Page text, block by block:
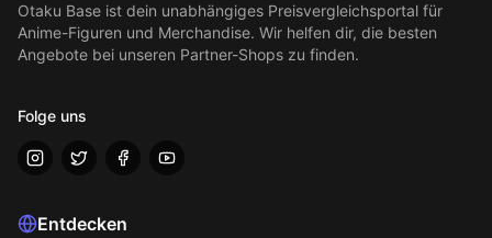
Otaku Base ist dein unabhängiges Preisvergleichsportal für
Anime-Figuren und Merchandise. Wir helfen dir, die besten
Angebote bei unseren Partner-Shops zu finden.
Folge uns
Entdecken